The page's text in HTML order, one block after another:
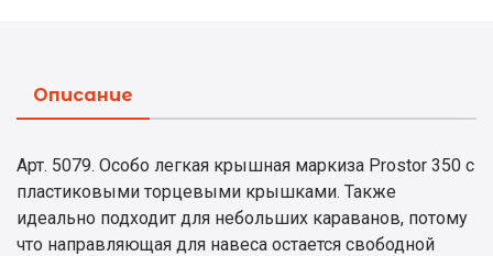
Описание
Арт. 5079. Особо легкая крышная маркиза Prostor 350 с
пластиковыми торцевыми крышками. Также
идеально подходит для небольших караванов, потому
что направляющая для навеса остается свободной